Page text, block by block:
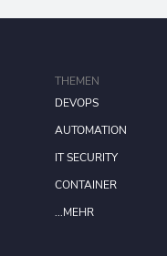
THEMEN
DEVOPS
AUTOMATION
IT SECURITY
CONTAINER
...MEHR